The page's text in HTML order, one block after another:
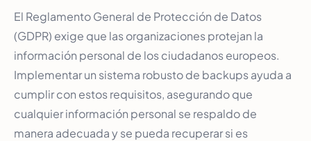
El Reglamento General de Protección de Datos
(GDPR) exige que las organizaciones protejan la
información personal de los ciudadanos europeos.
Implementar un sistema robusto de backups ayuda a
cumplir con estos requisitos, asegurando que
cualquier información personal se respaldo de
manera adecuada y se pueda recuperar si es